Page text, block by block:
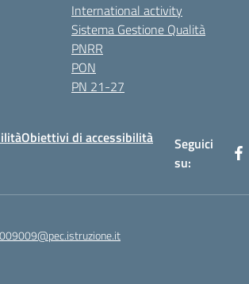
International activity
Sistema Gestione Qualità
PNRR
PON
PN 21-27
Obiettivi di accessibilità
Seguici
su: